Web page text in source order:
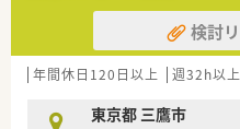
【募集背景と求める人物像
■今回は欠員補充ではな
用として40代までの経験
■調剤業務の経験がある即
■現場の満足度を高める
検討
年間休日120日以上 週32h以上
東京都 三鷹市